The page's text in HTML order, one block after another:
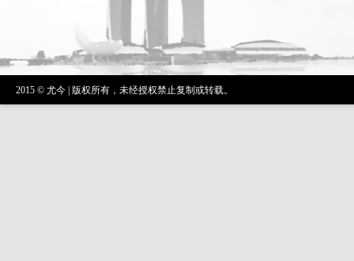
2015 © 尤今 | 版权所有，未经授权禁止复制或转载。